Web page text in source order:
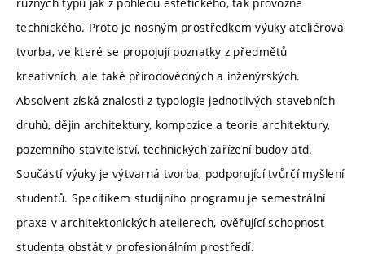
technického. Proto je nosným prostředkem výuky ateliérová
tvorba, ve které se propojují poznatky z předmětů
kreativních, ale také přírodovědných a inženýrských.
Absolvent získá znalosti z typologie jednotlivých stavebních
druhů, dějin architektury, kompozice a teorie architektury,
pozemního stavitelství, technických zařízení budov atd.
Součástí výuky je výtvarná tvorba, podporující tvůrčí myšlení
studentů. Specifikem studijního programu je semestrální
praxe v architektonických atelierech, ověřující schopnost
studenta obstát v profesionálním prostředí.